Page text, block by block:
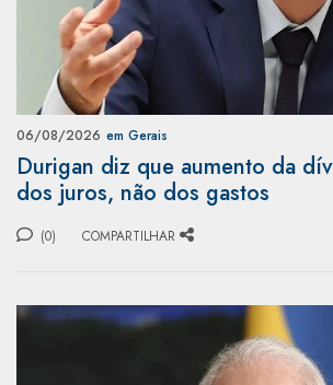
06/08/2026 em Gerais
Durigan diz que aumento da
dos juros, não dos gastos
(0) COMPARTILHAR